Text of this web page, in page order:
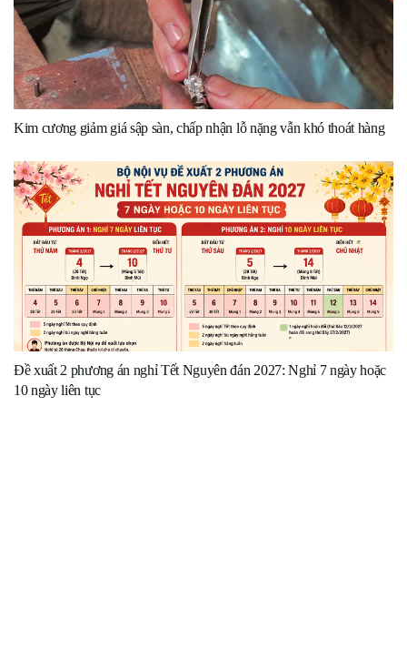
Kim cương giảm giá sập sàn, chấp nhận lỗ nặng vẫn khó thoát hàng
Đề xuất 2 phương án nghỉ Tết Nguyên đán 2027: Nghỉ 7 ngày hoặc
10 ngày liên tục